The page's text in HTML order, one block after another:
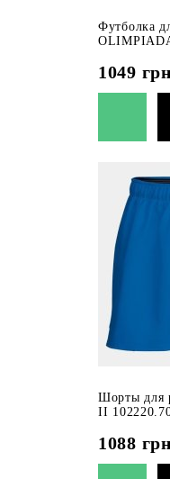
Футболка
1049 грн
Шорты для
II
1088 грн